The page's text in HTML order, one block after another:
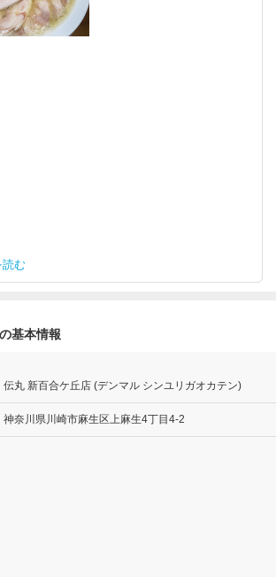
読む
基本情報
伝丸 新百合ケ丘店 (デンマル シンユリガオカテン)
神奈川県川崎市麻生区上麻生4丁目4-2